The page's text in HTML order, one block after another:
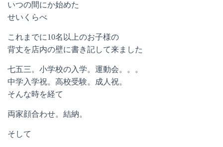
いつの間にか始めた
せいくらべ
これまでに10名以上のお子様の
背丈を店内の壁に書き記して来ました
七五三。小学校の入学。運動会。。。
中学入学祝。高校受験。成人祝。
そんな時を経て
両家顔合わせ。結納。
そして